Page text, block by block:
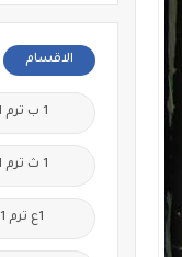
الاقسام
1 ب ترم 1
1 ث ترم 1
1ع ترم 1